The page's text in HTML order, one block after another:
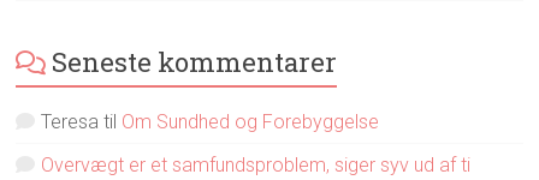
Seneste kommentarer
Teresa til Om Sundhed og Forebyggelse
Overvægt er et samfundsproblem, siger syv ud af ti